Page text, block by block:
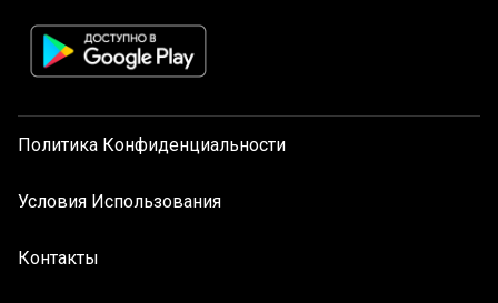
Политика Конфиденциальности
Условия Использования
Контакты